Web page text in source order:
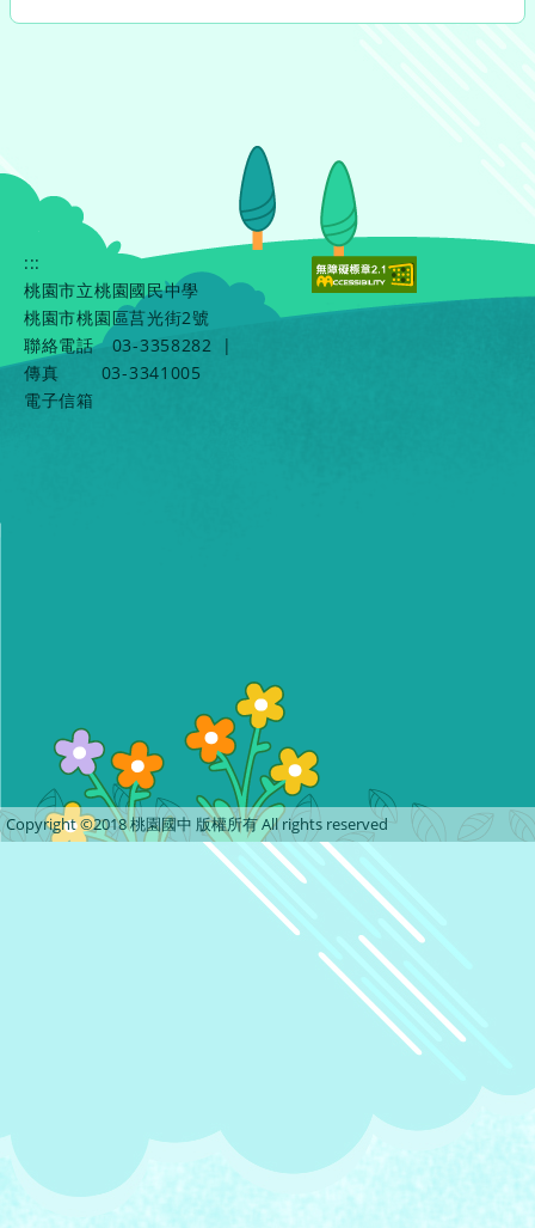
:::
桃園市立桃園國民中學
桃園市桃園區莒光街2號
聯絡電話
03-3358282
|
傳真
03-3341005
電子信箱
Copyright ©2018 桃園國中 版權所有 All rights reserved